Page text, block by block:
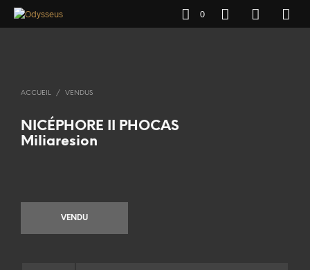
0
ACCUEIL / VENDUS
NICÉPHORE II PHOCAS
Miliaresion
VENDU